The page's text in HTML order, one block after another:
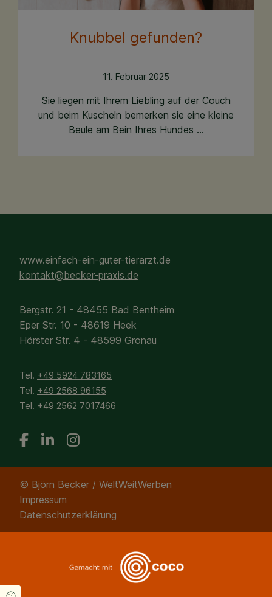
Knubbel gefunden?
11. Februar 2025
Sie liegen mit Ihrem Liebling auf der Couch
und beim Kuscheln bemerken sie eine kleine
Beule am Bein Ihres Hundes ...
www.einfach-ein-guter-tierarzt.de
kontakt@becker-praxis.de
Bergstr. 21 - 48455 Bad Bentheim
Eper Str. 10 - 48619 Heek
Hörster Str. 4 - 48599 Gronau
Tel. +49 5924 783165
Tel. +49 2568 96155
Tel. +49 2562 7017466
© Björn Becker / WeltWeitWerben
Impressum
Datenschutzerklärung